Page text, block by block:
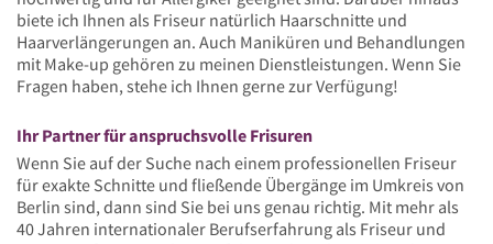
biete ich Ihnen als Friseur natürlich Haarschnitte und
Haarverlängerungen an. Auch Maniküren und Behandlungen
mit Make-up gehören zu meinen Dienstleistungen. Wenn Sie
Fragen haben, stehe ich Ihnen gerne zur Verfügung!
Ihr Partner für anspruchsvolle Frisuren
Wenn Sie auf der Suche nach einem professionellen Friseur
für exakte Schnitte und fließende Übergänge im Umkreis von
Berlin sind, dann sind Sie bei uns genau richtig. Mit mehr als
40 Jahren internationaler Berufserfahrung als Friseur und